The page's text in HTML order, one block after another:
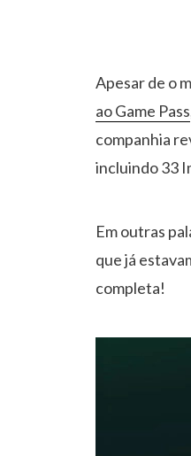
Apesar de o
ao Game Pass
companhia
incluindo 33
Em outras
que já
completa!